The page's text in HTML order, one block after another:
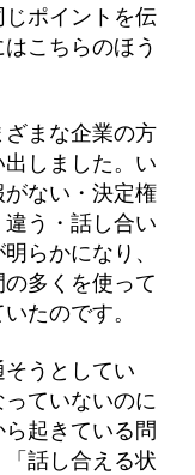
ポイントを伝
こちらのほう
まな企業の方
しました。い
ない・決定権
う・話し合い
らかになり、
の多くを使って
たのです。
うとしてい
ていないのに
起きている問
話し合える状